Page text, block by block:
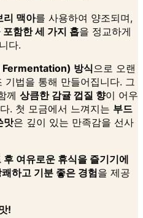
리 맥아를 사용하여 양조되며,
함한 세 가지 홉을 정교하게
다.
방식으로 오랜
기법을 통해 만들어집니다. 그
께 상큼한 감귤 껍질 향이 어우
. 첫 모금에서 느껴지는 부드
맛은 깊이 있는 만족감을 선사
후 여유로운 휴식을 즐기기에
하고 기분 좋은 경험을 제공
!